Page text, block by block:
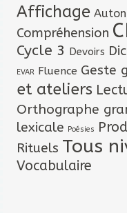
Affichage
Compréhension
Cycle 3 Devoirs
EVAR Fluence Geste
et ateliers
Orthographe
lexicale Poésies
Rituels Tous
Vocabulaire